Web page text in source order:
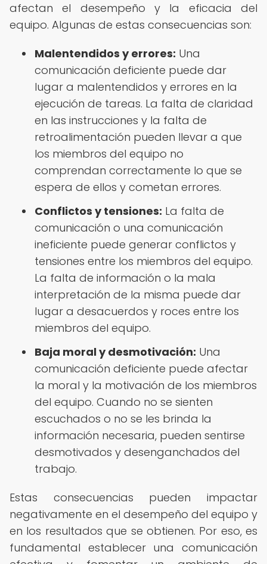
afectan el desempeño y la eficacia del
equipo. Algunas de estas consecuencias son:
Malentendidos y errores: Una
comunicación deficiente puede dar
lugar a malentendidos y errores en la
ejecución de tareas. La falta de claridad
en las instrucciones y la falta de
retroalimentación pueden llevar a que
los miembros del equipo no
comprendan correctamente lo que se
espera de ellos y cometan errores.
Conflictos y tensiones: La falta de
comunicación o una comunicación
ineficiente puede generar conflictos y
tensiones entre los miembros del equipo.
La falta de información o la mala
interpretación de la misma puede dar
lugar a desacuerdos y roces entre los
miembros del equipo.
Baja moral y desmotivación: Una
comunicación deficiente puede afectar
la moral y la motivación de los miembros
del equipo. Cuando no se sienten
escuchados o no se les brinda la
información necesaria, pueden sentirse
desmotivados y desenganchados del
trabajo.
Estas consecuencias pueden impactar
negativamente en el desempeño del equipo y
en los resultados que se obtienen. Por eso, es
fundamental establecer una comunicación